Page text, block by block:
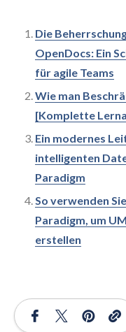
Die
OpenDocs: Ein
für agile Teams
Wie man
[Komplette
Ein modernes
intelligenten
Paradigm
So verwenden
Paradigm, um
erstellen